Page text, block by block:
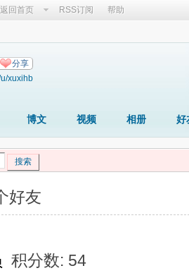
返回首页 RSS订阅 帮助
分享
xuxihb
博文 视频 相册 好
搜索
好友
积分数: 54